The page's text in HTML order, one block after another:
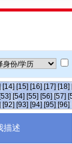
[14] [15] [16] [17] [18]
[53] [54] [55] [56] [57]
[92] [93] [94] [95] [96]
描述